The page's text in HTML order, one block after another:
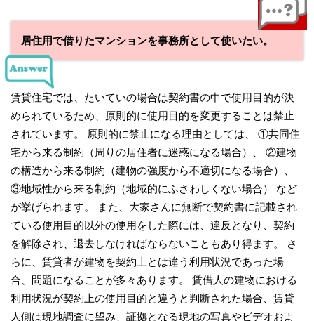
居住用で借りたマンションを事務所として使いたい。
賃貸住宅では、たいていの場合は契約書の中で使用目的が決
められているため、原則的に使用目的を変更することは禁止
されています。 原則的に禁止になる理由としては、 ①共同住
宅から来る制約（周りの居住者に迷惑になる場合）、 ②建物
の構造から来る制約（建物の強度から不適切になる場合）、
③地域性から来る制約（地域的にふさわしくない場合） など
が挙げられます。 また、大家さんに無断で契約書に記載され
ている使用目的以外の使用をした際には、違反となり、契約
を解除され、退去しなければならないこともあり得ます。 さ
らに、賃貸者が建物を契約上とは違う利用状況であった場
合、問題になることが多々あります。 賃借人の建物における
利用状況が契約上の使用目的と違うと判断された場合、賃貸
人側は現地調査に望み、証拠となる現地の写真やビデオおよ